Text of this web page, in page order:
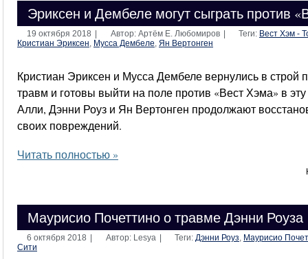
Эриксен и Дембеле могут сыграть против
19 октября 2018 Автор: Артём Е. Любомиров Теги: Вест Хэм -
Кристиан Эриксен, Мусса Дембеле, Ян Вертонген
Кристиан Эриксен и Мусса Дембеле вернулись в строй
травм и готовы выйти на поле против «Вест Хэма» в
Алли, Дэнни Роуз и Ян Вертонген продолжают
своих повреждений.
Читать полностью »
Маурисио Почеттино о травме Дэнни Роуза
6 октября 2018 Автор: Lesya Теги: Дэнни Роуз, Маурисио
Сити